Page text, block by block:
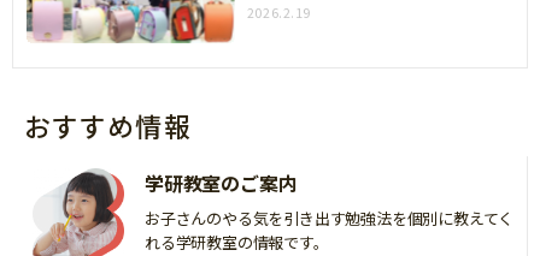
2026.2.19
おすすめ情報
学研教室のご案内
お子さんのやる気を引き出す勉強法を個別に教えてく
れる学研教室の情報です。